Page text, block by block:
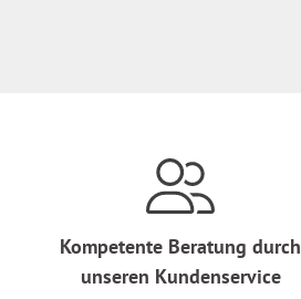
Kompetente Beratung durch
unseren Kundenservice